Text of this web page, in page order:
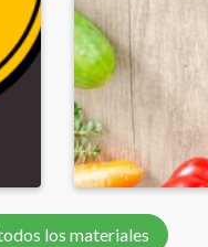
los materiales